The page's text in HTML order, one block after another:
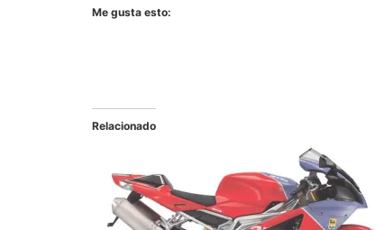
Me gusta esto:
Relacionado